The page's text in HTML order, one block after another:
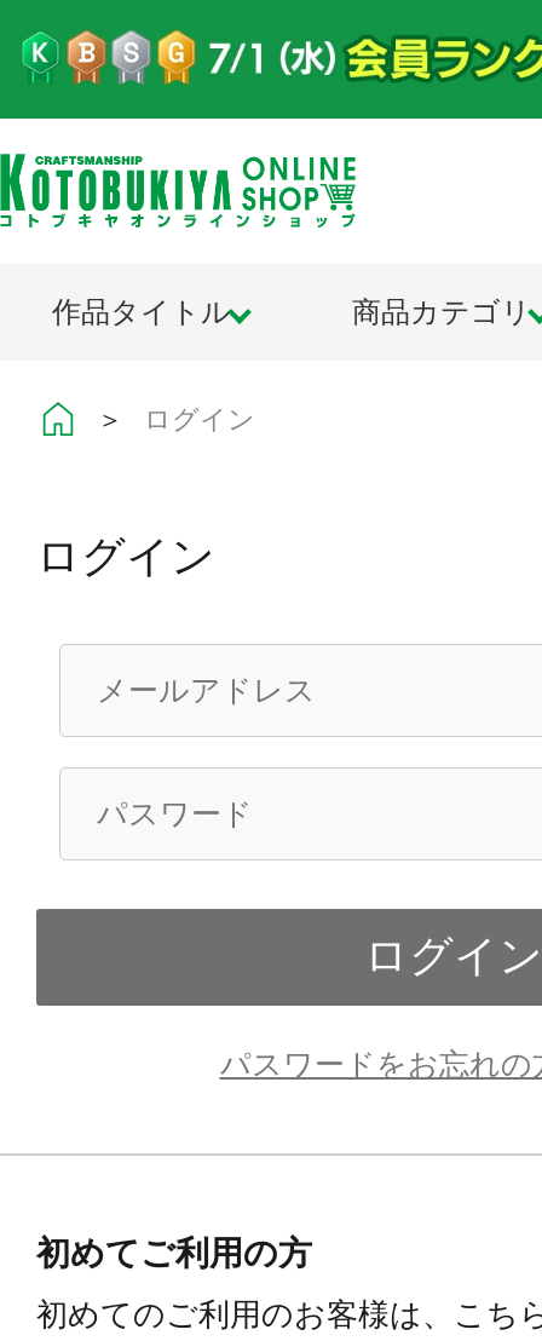
作品タイトル 商品カテゴリ
＞ ログイン
ログイン
パスワードをお忘れの
初めてご利用の方
初めてのご利用のお客様は、こち